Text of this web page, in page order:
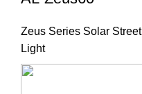
Zeus Series Solar Street
Light